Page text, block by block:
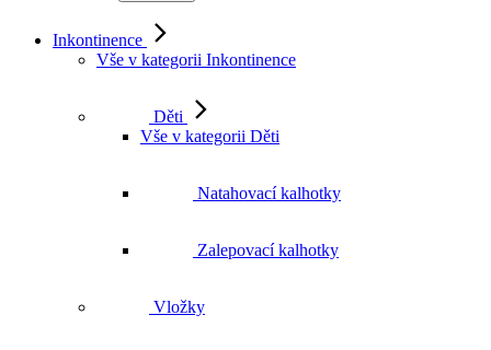
Inkontinence
Vše v kategorii Inkontinence
Děti
Vše v kategorii Děti
Natahovací kalhotky
Zalepovací kalhotky
Vložky